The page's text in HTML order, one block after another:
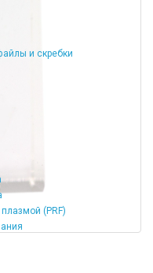
и скребки
(PRF)